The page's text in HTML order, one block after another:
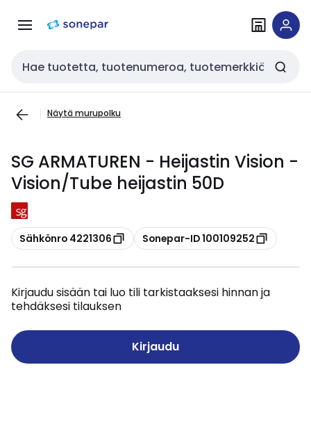
navigointiinsisältöön
Haku
Näytä murupolku
SG ARMATUREN - Heijastin Vision -
Vision/Tube heijastin 50D
Kopioi
Sähkönro 4221306 Kopioi
Sonepar-ID 100109252
Kirjaudu sisään tai luo tili tarkistaaksesi hinnan ja
tehdäksesi tilauksen
Kirjaudu